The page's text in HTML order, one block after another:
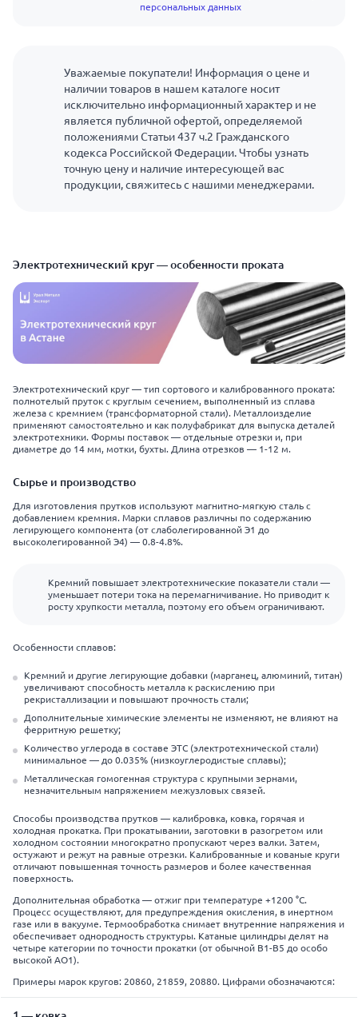
персональных данных
Уважаемые покупатели! Информация о цене и
наличии товаров в нашем каталоге носит
исключительно информационный характер и не
является публичной офертой, определяемой
положениями Статьи 437 ч.2 Гражданского
кодекса Российской Федерации. Чтобы узнать
точную цену и наличие интересующей вас
продукции, свяжитесь с нашими менеджерами.
Электротехнический круг — особенности проката
Электротехнический круг — тип сортового и калиброванного проката:
полнотелый пруток с круглым сечением, выполненный из сплава
железа с кремнием (трансформаторной стали). Металлоизделие
применяют самостоятельно и как полуфабрикат для выпуска деталей
электротехники. Формы поставок — отдельные отрезки и, при
диаметре до 14 мм, мотки, бухты. Длина отрезков — 1-12 м.
Сырье и производство
Для изготовления прутков используют магнитно-мягкую сталь с
добавлением кремния. Марки сплавов различны по содержанию
легирующего компонента (от слаболегированной Э1 до
высоколегированной Э4) — 0.8-4.8%.
Кремний повышает электротехнические показатели стали —
уменьшает потери тока на перемагничивание. Но приводит к
росту хрупкости металла, поэтому его объем ограничивают.
Особенности сплавов:
Кремний и другие легирующие добавки (марганец, алюминий, титан)
увеличивают способность металла к раскислению при
рекристаллизации и повышают прочность стали;
Дополнительные химические элементы не изменяют, не влияют на
ферритную решетку;
Количество углерода в составе ЭТС (электротехнической стали)
минимальное — до 0.035% (низкоуглеродистые сплавы);
Металлическая гомогенная структура с крупными зернами,
незначительным напряжением межузловых связей.
Способы производства прутков — калибровка, ковка, горячая и
холодная прокатка. При прокатывании, заготовки в разогретом или
холодном состоянии многократно пропускают через валки. Затем,
остужают и режут на равные отрезки. Калиброванные и кованые круги
отличают повышенная точность размеров и более качественная
поверхность.
Дополнительная обработка — отжиг при температуре +1200 °С.
Процесс осуществляют, для предупреждения окисления, в инертном
газе или в вакууме. Термообработка снимает внутренние напряжения и
обеспечивает однородность структуры. Катаные цилиндры делят на
четыре категории по точности прокатки (от обычной В1-В5 до особо
высокой АО1).
Примеры марок кругов: 20860, 21859, 20880. Цифрами обозначаются: